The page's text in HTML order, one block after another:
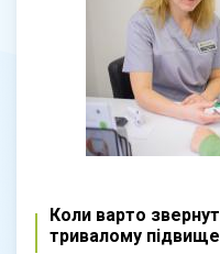
Коли варто
тривалому